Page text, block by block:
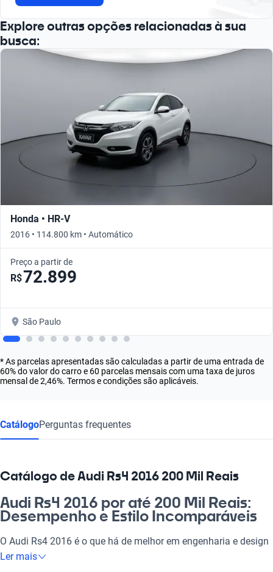
Explore outras opções relacionadas à sua
busca:
Honda • HR-V
2016 • 114.800 km • Automático
Preço a partir de
R$72.899
São Paulo
* As parcelas apresentadas são calculadas a partir de uma entrada de
60% do valor do carro e 60 parcelas mensais com uma taxa de juros
mensal de 2,46%. Termos e condições são aplicáveis.
CatálogoPerguntas frequentes
Catálogo de Audi Rs4 2016 200 Mil Reais
Audi Rs4 2016 por até 200 Mil Reais:
Desempenho e Estilo Incomparáveis
O Audi Rs4 2016 é o que há de melhor em engenharia e design
automotivo. Para você que busca um carro que impressiona
Ler mais